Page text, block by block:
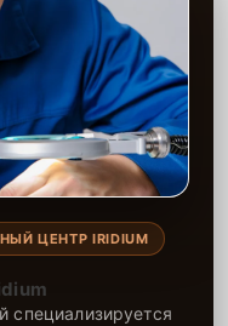
ЦЕНТР IRIDIUM